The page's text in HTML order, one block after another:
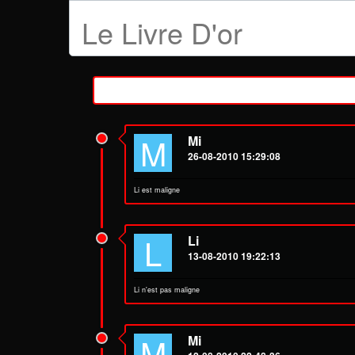
Le Livre D'or
M Mi
26-08-2010 15:29:08
Li est maligne
L Li
13-08-2010 19:22:13
Li n'est pas maligne
Mi